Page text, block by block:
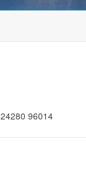
96014